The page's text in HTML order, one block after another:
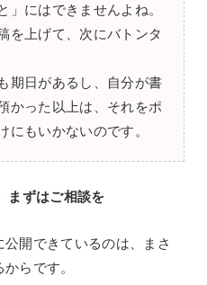
」にはできませんよね。
を上げて、次にバトンタ
期日があるし、自分が書
かった以上は、それをポ
にもいかないのです。
まずはご相談を
開できているのは、まさ
らです。